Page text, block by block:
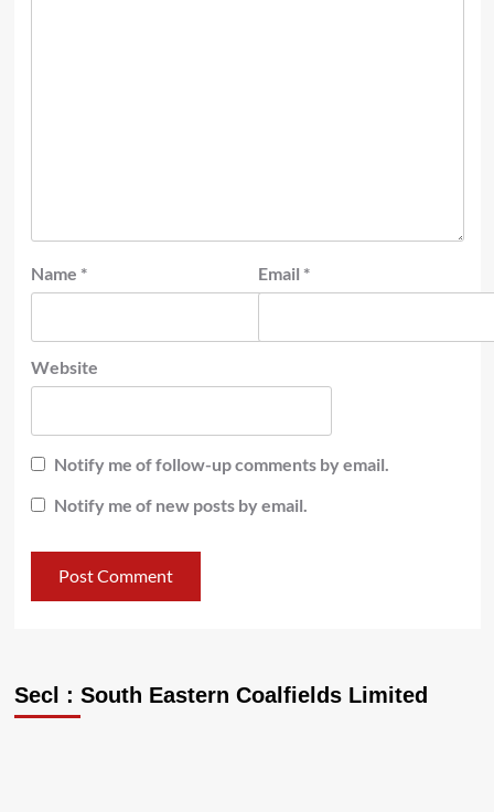
Name * Email *
Website
Notify me of follow-up comments by email.
Notify me of new posts by email.
Secl : South Eastern Coalfields Limited